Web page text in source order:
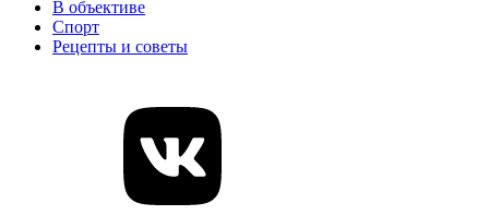
В объективе
Спорт
Рецепты и советы